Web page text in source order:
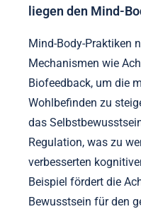
liegen den Mind-
Mind-Body-Praktiken
Mechanismen wie
Biofeedback, um die
Wohlbefinden zu
das
Regulation, was zu
verbesserten
Beispiel fördert die
Bewusstsein für den